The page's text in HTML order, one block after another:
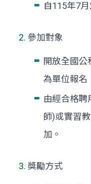
自115年7
參加對象
開放全國
為單位報名
由經合格聘
師)或實習
加。
獎勵方式